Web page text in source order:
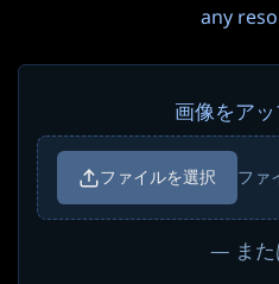
any
画像をア
ファイルを選択 ファ
— ま